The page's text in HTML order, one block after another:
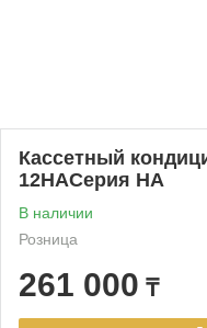
Кассетный
12HAСерия HA
В наличии
Розница
261 000 ₸